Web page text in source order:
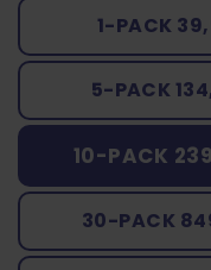
1-PACK
5-PACK
10-PACK
30-PACK